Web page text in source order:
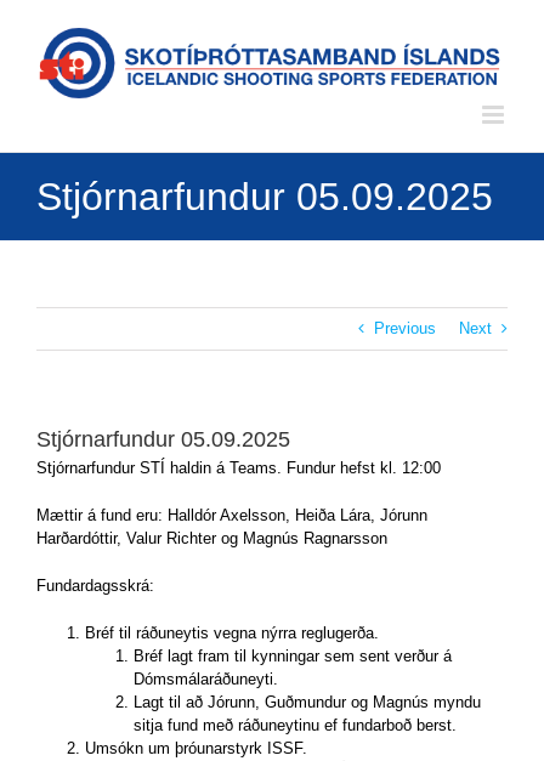
content
Stjórnarfundur 05.09.2025
Previous Next
Stjórnarfundur 05.09.2025
Stjórnarfundur STÍ haldin á Teams. Fundur hefst kl. 12:00
Mættir á fund eru: Halldór Axelsson, Heiða Lára, Jórunn
Harðardóttir, Valur Richter og Magnús Ragnarsson
Fundardagsskrá:
Bréf til ráðuneytis vegna nýrra reglugerða.
Bréf lagt fram til kynningar sem sent verður á
Dómsmálaráðuneyti.
Lagt til að Jórunn, Guðmundur og Magnús myndu
sitja fund með ráðuneytinu ef fundarboð berst.
Umsókn um þróunarstyrk ISSF.